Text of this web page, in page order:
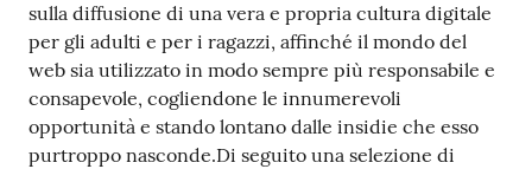
sulla diffusione di una vera e propria cultura digitale
per gli adulti e per i ragazzi, affinché il mondo del
web sia utilizzato in modo sempre più responsabile e
consapevole, cogliendone le innumerevoli
opportunità e stando lontano dalle insidie che esso
purtroppo nasconde.Di seguito una selezione di